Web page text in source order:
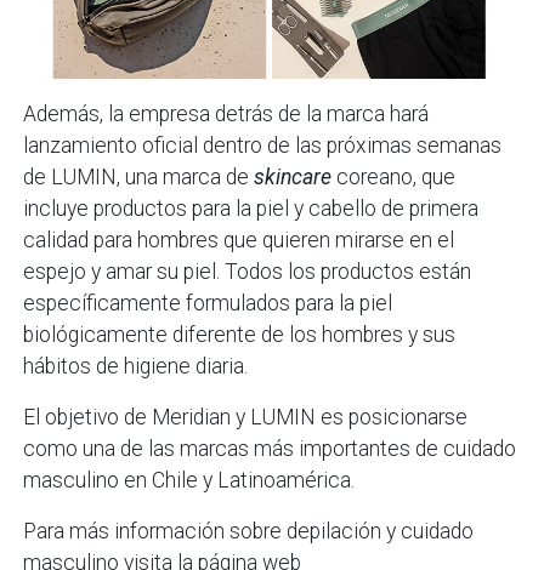
Además, la empresa detrás de la marca hará
lanzamiento oficial dentro de las próximas semanas
de LUMIN, una marca deskincare coreano, que
incluye productos para la piel y cabello de primera
calidad para hombres que quieren mirarse en el
espejo y amar su piel. Todos los productos están
específicamente formulados para la piel
biológicamente diferente de los hombres y sus
hábitos de higiene diaria.
El objetivo de Meridian y LUMIN es posicionarse
como una de las marcas más importantes de cuidado
masculino en Chile y Latinoamérica.
Para más información sobre depilación y cuidado
masculino visita la página web